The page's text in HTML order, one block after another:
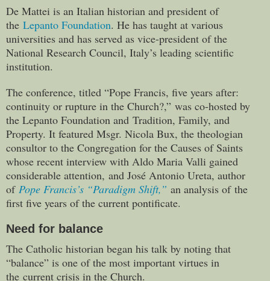
De Mattei is an Italian historian and president of
the Lepanto Foundation. He has taught at various
universities and has served as vice-president of the
National Research Council, Italy’s leading scientific
institution.
The conference, titled “Pope Francis, five years after:
continuity or rupture in the Church?,” was co-hosted by
the Lepanto Foundation and Tradition, Family, and
Property. It featured Msgr. Nicola Bux, the theologian
consultor to the Congregation for the Causes of Saints
whose recent interview with Aldo Maria Valli gained
considerable attention, and José Antonio Ureta, author
of Pope Francis’s “Paradigm Shift,” an analysis of the
first five years of the current pontificate.
Need for balance
The Catholic historian began his talk by noting that
“balance” is one of the most important virtues in
the current crisis in the Church.